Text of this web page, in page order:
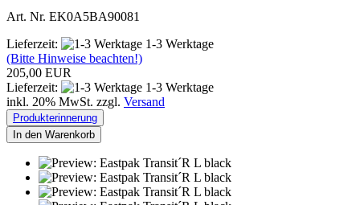
Art. Nr. EK0A5BA90081
Lieferzeit:
1-3 Werktage
(Bitte Hinweise beachten!)
205,00 EUR
Lieferzeit:
1-3 Werktage
inkl. 20% MwSt. zzgl. Versand
Produkterinnerung
In den Warenkorb